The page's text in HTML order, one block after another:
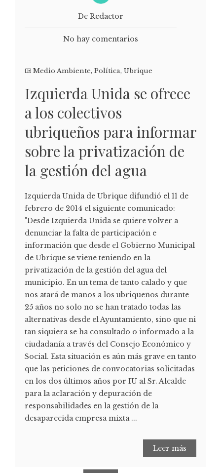
De Redactor
No hay comentarios
Medio Ambiente, Política, Ubrique
Izquierda Unida se ofrece
a los colectivos
ubriqueños para informar
sobre la privatización de
la gestión del agua
Izquierda Unida de Ubrique difundió el 11 de
febrero de 2014 el siguiente comunicado:
"Desde Izquierda Unida se quiere volver a
denunciar la falta de participación e
información que desde el Gobierno Municipal
de Ubrique se viene teniendo en la
privatización de la gestión del agua del
municipio. En un tema de tanto calado y que
nos atará de manos a los ubriqueños durante
25 años no solo no se han tratado todas las
alternativas desde el Ayuntamiento, sino que ni
tan siquiera se ha consultado o informado a la
ciudadanía a través del Consejo Económico y
Social. Esta situación es aún más grave en tanto
que las peticiones de convocatorias solicitadas
en los dos últimos años por IU al Sr. Alcalde
para la aclaración y depuración de
responsabilidades en la gestión de la
desaparecida empresa mixta ...
Leer más